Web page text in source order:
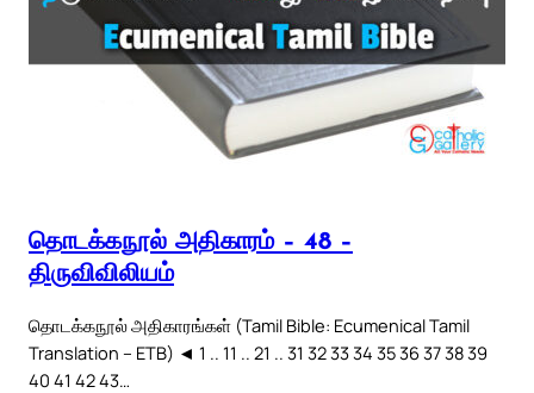
தொடக்கநூல் அதிகாரம் – 48 –
திருவிவிலியம்
தொடக்கநூல் அதிகாரங்கள் (Tamil Bible: Ecumenical Tamil
Translation – ETB) ◄ 1 .. 11 .. 21 .. 31 32 33 34 35 36 37 38 39
40 41 42 43…